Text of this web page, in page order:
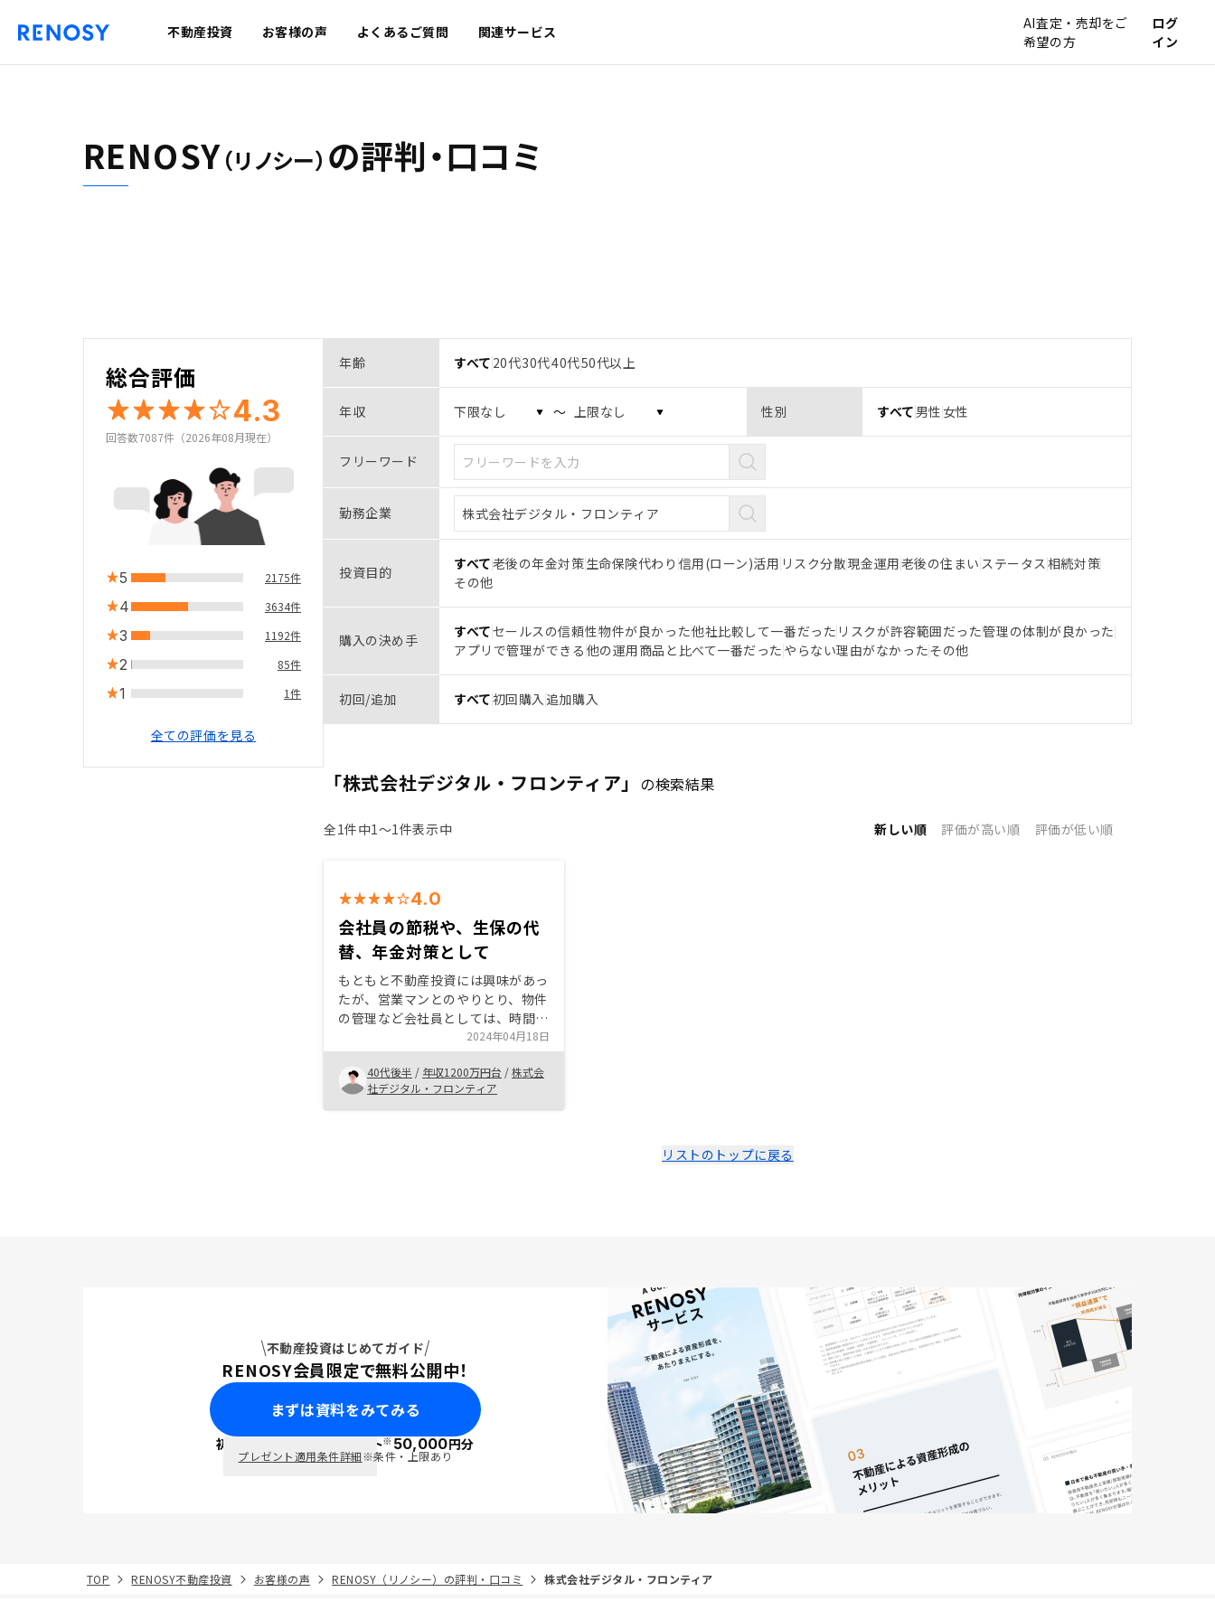
不動産投資 お客様の声 よくあるご質問 関連サービス
AI査定・売却をご
希望の方
ログ
イン
RENOSY（リノシー） の評判・口コミ
総合評価
4.3
回答数7087件（2026年08月現在）
5 2175件
4 3634件
3 1192件
2 85件
1 1件
全ての評価を見る
年齢 すべて 20代30代40代50代以上
年収 〜 性別 すべて 男性 女性
フリーワード
勤務企業
投資目的 すべて老後の年金対策生命保険代わり 信用(ローン)活用 リスク分散現金運用老後の住まい ステータス相続対策
その他
購入の決め手 すべてセールスの信頼性物件が良かった他社比較して一番だった リスクが許容範囲だった管理の体制が良かった
アプリで管理ができる 他の運用商品と比べて一番だった やらない理由がなかったその他
初回/追加 すべて初回購入 追加購入
「株式会社デジタル・フロンティア」 の検索結果
全1件中1〜1件表示中 新しい順 評価が高い順 評価が低い順
4.0
会社員の節税や、生保の代
替、年金対策として
もともと不動産投資には興味があっ
たが、営業マンとのやりとり、物件
の管理など会社員としては、時間を
取られることが多く、また、フルロ
ーンを組み、フルレバレッジででき
るのかどうか、不安を感じておりま
した。今回は、アプリの使いやす
さ、管理の手軽さ、想定以上にロー
2024年04月18日
40代後半 / 年収1200万円台 /株式会
社デジタル・フロンティア
リストのトップに戻る
不動産投資はじめてガイド
RENOSY会員限定で無料公開中！
まずは資料をみてみる
初回面談で ポイント※50,000円分
プレゼント適用条件詳細※条件・上限あり
TOP RENOSY不動産投資 お客様の声 RENOSY（リノシー）の評判・口コミ 株式会社デジタル・フロンティア